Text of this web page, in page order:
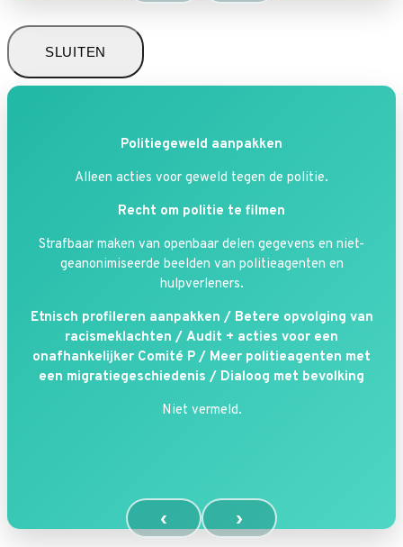
SLUITEN
Politiegeweld aanpakken
Alleen acties voor geweld tegen de politie.
Recht om politie te filmen
Strafbaar maken van openbaar delen gegevens en niet-
geanonimiseerde beelden van politieagenten en
hulpverleners.
Etnisch profileren aanpakken / Betere opvolging van
racismeklachten / Audit + acties voor een
onafhankelijker Comité P / Meer politieagenten met
een migratiegeschiedenis / Dialoog met bevolking
Niet vermeld.
‹ ›